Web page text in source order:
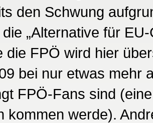
den Schwung
„Alternative für
die FPÖ wird hier
bei nur etwas mehr
FPÖ-Fans sind
kommen werde).